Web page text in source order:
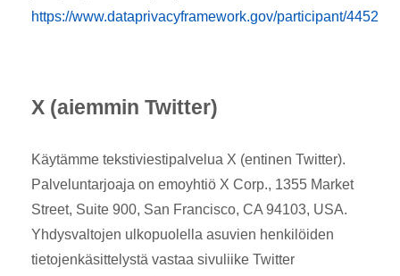
https://www.dataprivacyframework.gov/participant/4452
X (aiemmin Twitter)
Käytämme tekstiviestipalvelua X (entinen Twitter).
Palveluntarjoaja on emoyhtiö X Corp., 1355 Market
Street, Suite 900, San Francisco, CA 94103, USA.
Yhdysvaltojen ulkopuolella asuvien henkilöiden
tietojenkäsittelystä vastaa sivuliike Twitter